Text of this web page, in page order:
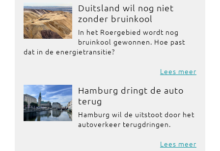
Duitsland wil nog niet
zonder bruinkool
In het Roergebied wordt nog
bruinkool gewonnen. Hoe past
dat in de energietransitie?
Lees meer
Hamburg dringt de auto
terug
Hamburg wil de uitstoot door het
autoverkeer terugdringen.
Lees meer